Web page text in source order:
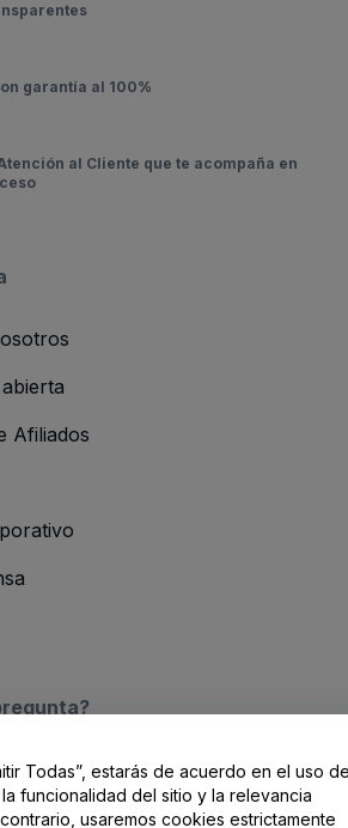
garantía al 100%
al Cliente que te acompaña en
Afiliados
/ Contacto
Todas”, estarás de acuerdo en el uso
funcionalidad del sitio y la relevancia
usaremos cookies estrictamente